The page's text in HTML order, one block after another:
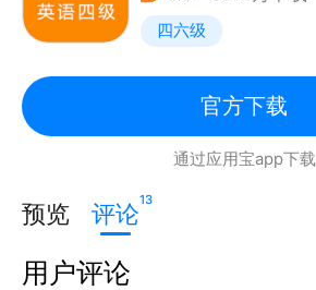
四六级
官方下载
通过应用宝app下载
预览 评论13
用户评论